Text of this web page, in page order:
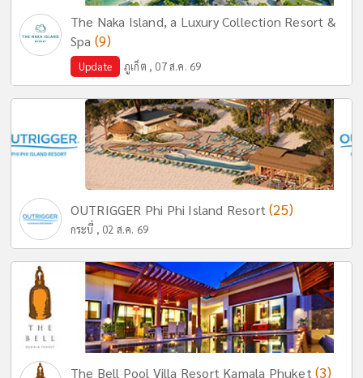
The Naka Island, a Luxury Collection Resort &
Spa (9)
Update ภูเก็ต , 07 ส.ค. 69
OUTRIGGER Phi Phi Island Resort(25)
กระบี่ , 02 ส.ค. 69
The Bell Pool Villa Resort Kamala Phuket (3)